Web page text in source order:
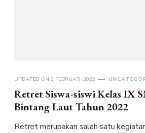
UPDATED ON 9 FEBRUARI 2022
Retret Siswa-siswi Kelas IX
Bintang Laut Tahun 2022
Retret merupakan salah satu